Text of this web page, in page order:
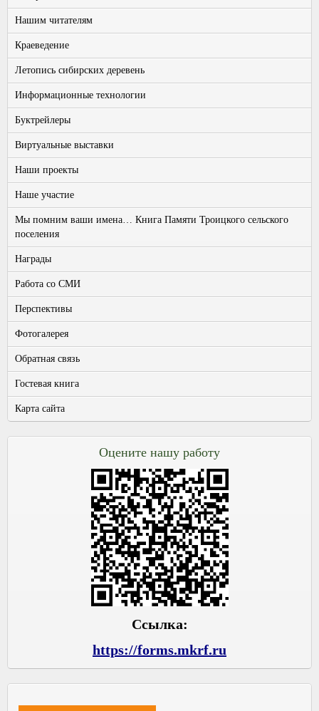
Нашим читателям
Краеведение
Летопись сибирских деревень
Информационные технологии
Буктрейлеры
Виртуальные выставки
Наши проекты
Наше участие
Мы помним ваши имена… Книга Памяти Троицкого сельского
поселения
Награды
Работа со СМИ
Перспективы
Фотогалерея
Обратная связь
Гостевая книга
Карта сайта
Оцените нашу работу
Ссылка:
https://forms.mkrf.ru